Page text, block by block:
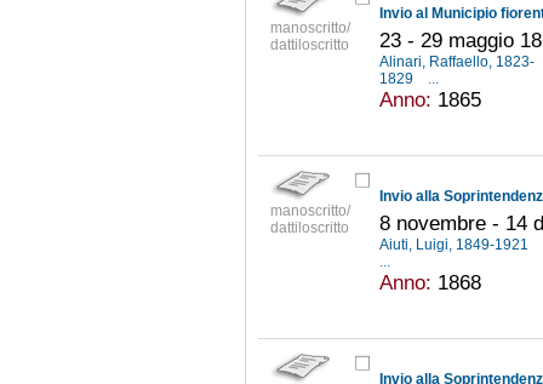
manoscritto/
dattiloscritto
23 - 29 maggio
Alinari, Raffaello, 1823-
1829
...
Anno: 1865
manoscritto/
dattiloscritto
8 novembre - 14
Aiuti, Luigi, 1849-1921
...
Anno: 1868